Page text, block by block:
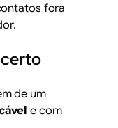
fora
de um
e com